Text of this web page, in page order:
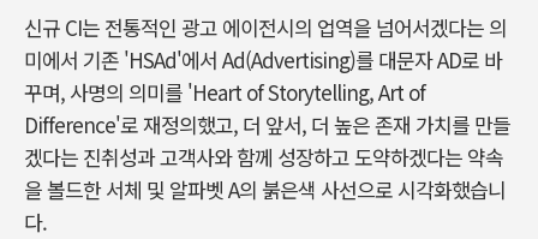
신규 CI는 전통적인 광고 에이전시의 업역을 넘어서겠다는 의
미에서 기존 'HSAd'에서 Ad(Advertising)를 대문자 AD로 바
꾸며, 사명의 의미를 'Heart of Storytelling, Art of
Difference'로 재정의했고, 더 앞서, 더 높은 존재 가치를 만들
겠다는 진취성과 고객사와 함께 성장하고 도약하겠다는 약속
을 볼드한 서체 및 알파벳 A의 붉은색 사선으로 시각화했습니
다.